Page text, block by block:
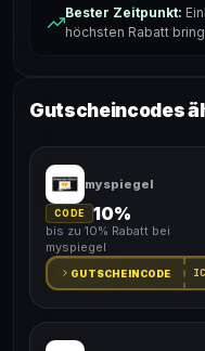
Bester Zeitpunkt:
höchsten Rabatt
Gutscheincodes
myspiegel
CODE 10%
bis zu 10% Rabatt bei
myspiegel
GUTSCHEINCODE